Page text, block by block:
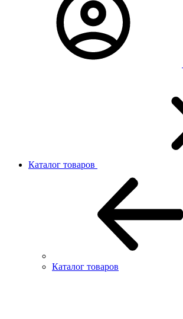
Каталог товаров
Каталог товаров